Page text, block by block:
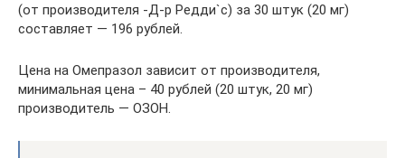
(от производителя -Д-р Редди`с) за 30 штук (20 мг)
составляет — 196 рублей.
Цена на Омепразол зависит от производителя,
минимальная цена – 40 рублей (20 штук, 20 мг)
производитель — ОЗОН.